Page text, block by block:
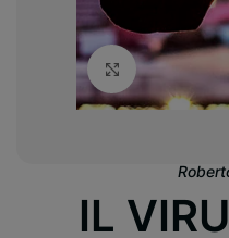
Clicca per
IL